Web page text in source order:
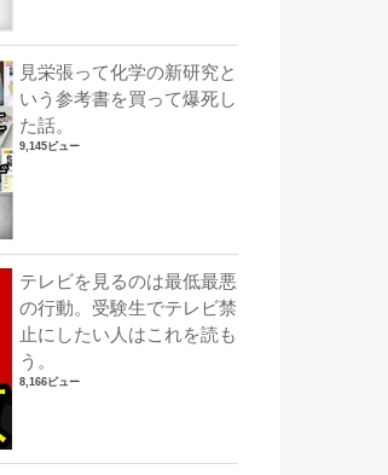
見栄張って化学の新研究と
いう参考書を買って爆死し
た話。
9,145ビュー
テレビを見るのは最低最悪
の行動。受験生でテレビ禁
止にしたい人はこれを読も
う。
8,166ビュー